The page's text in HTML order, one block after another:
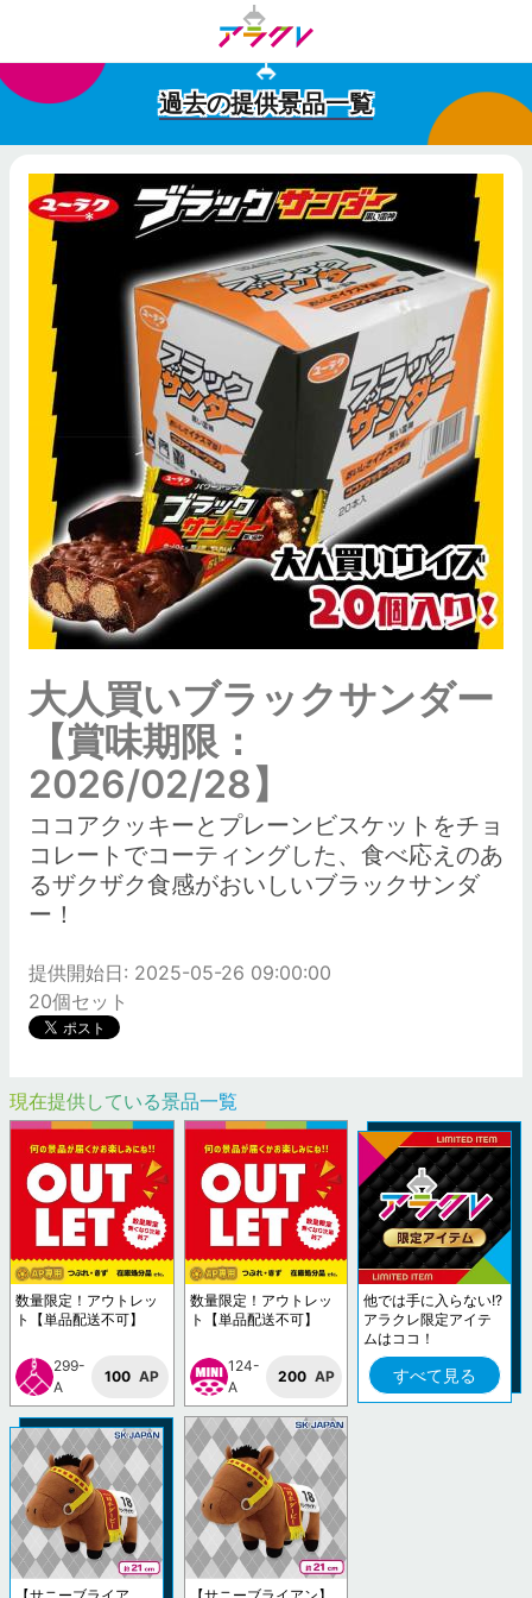
過去の提供景品一覧
大人買いブラックサンダー
【賞味期限：
2026/02/28】
ココアクッキーとプレーンビスケットをチョ
コレートでコーティングした、食べ応えのあ
るザクザク食感がおいしいブラックサンダ
ー！
提供開始日: 2025-05-26 09:00:00
20個セット
現在提供している景品一覧
数量限定！アウトレッ
ト【単品配送不可】
299-
A
100 AP
数量限定！アウトレッ
ト【単品配送不可】
124-
A
200 AP
他では手に入らない!?
アラクレ限定アイテ
ムはココ！
すべて見る